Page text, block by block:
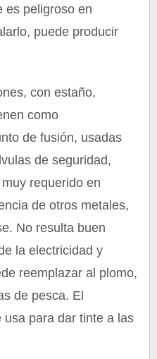
es peligroso en
puede producir
con estaño,
como
de fusión, usadas
de seguridad,
requerido en
de otros metales,
No resulta buen
la electricidad y
reemplazar al plomo,
de pesca. El
para dar tinte a las